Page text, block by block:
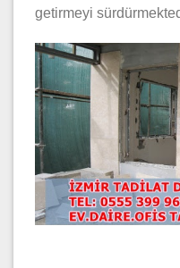
getirmeyi